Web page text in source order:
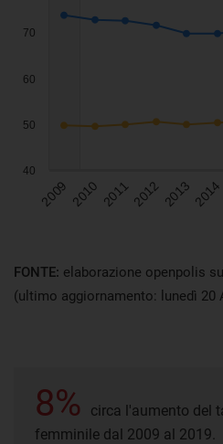
FONTE: elaborazione openpolis
(ultimo aggiornamento: lunedì 20
8%
circa l'aumento del
femminile dal 2009 al 2019.